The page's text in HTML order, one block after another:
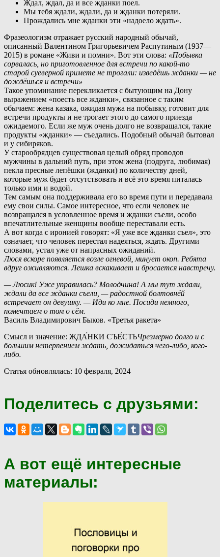
Ждал, ждал, да и все жданки поел.
Мы тебя ждали, ждали, да и жданки потеряли.
Прождались мне жданки эти «надоело ждать».
Фразеологизм отражает русский народный обычай,
описанный Валентином Григорьевичем Распутиным (1937—
2015) в романе «Живи и помни». Вот эти слова: «Побывка
сорвалась, но приготовленное для встречи по какой-то
старой суеверной примете не трогали: изведёшь жданки — не
дождёшься и встречи»
Такое упоминание перекликается с бытующим на Дону
выражением «поесть все жданки», связанное с таким
обычаем: жена казака, ожидая мужа на побывку, готовит для
встречи продукты и не трогает этого до самого приезда
ожидаемого. Если же муж очень долго не возвращался, такие
продукты «жданки» — съедались. Подобный обычай бытовал
и у сибиряков.
Устарообрядцев существовал целый обряд проводов
мужчины в дальний путь, при этом жена (подруга, любимая)
пекла пресные лепёшки (жданки) по количеству дней,
которые муж будет отсутствовать и всё это время питалась
только ими и водой.
Тем самым она поддерживала его во время пути и передавала
ему свои силы. Самое интересное, что если человек не
возвращался в условленное время и жданки съели, особо
впечатлительные женщины вообще переставали есть.
А вот когда с иронией говорят: «Я уже все жданки съел», это
означает, что человек перестал надеяться, ждать. Другими
словами, устал уже от напрасных ожиданий.
Люся вскоре появляется возле огневой, минует окоп. Ребята
вдруг оживляются. Лешка вскакивает и бросается навстречу.
— Люсик! Уже управилась? Молодчина! А мы тут ждали,
ждали да все жданки съели, — радостной болтовнёй
встречает он девушку. — Иди ко мне. Посиди немного,
помечтаем о том о сём.
Василь Владимирович Быков. «Третья ракета»
Смысл и значение: ЖДА́НКИ СЪЕ́СТЬЧрезмерно долго и с
большим нетерпением ждать, дожидаться чего-либо, кого-
либо.
Статья обновлялась: 10 февраля, 2024
Поделитесь с друзьями:
А вот ещё интересные
материалы: